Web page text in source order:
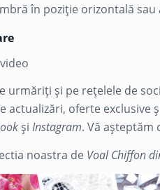
în poziție orizontală
urmăriți și pe rețelele de
actualizări, oferte
șiInstagram. Vă așteptăm
noastra de Voal Chiffon